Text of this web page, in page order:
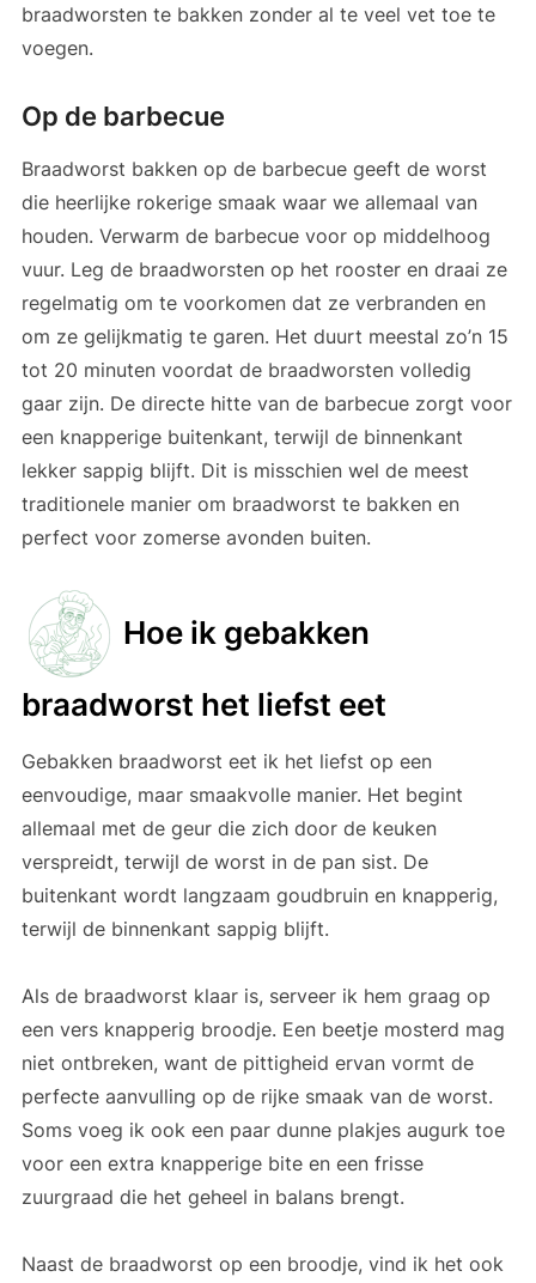
braadworsten te bakken zonder al te veel vet toe te
voegen.
Op de barbecue
Braadworst bakken op de barbecue geeft de worst
die heerlijke rokerige smaak waar we allemaal van
houden. Verwarm de barbecue voor op middelhoog
vuur. Leg de braadworsten op het rooster en draai ze
regelmatig om te voorkomen dat ze verbranden en
om ze gelijkmatig te garen. Het duurt meestal zo’n 15
tot 20 minuten voordat de braadworsten volledig
gaar zijn. De directe hitte van de barbecue zorgt voor
een knapperige buitenkant, terwijl de binnenkant
lekker sappig blijft. Dit is misschien wel de meest
traditionele manier om braadworst te bakken en
perfect voor zomerse avonden buiten.
Hoe ik gebakken
braadworst het liefst eet
Gebakken braadworst eet ik het liefst op een
eenvoudige, maar smaakvolle manier. Het begint
allemaal met de geur die zich door de keuken
verspreidt, terwijl de worst in de pan sist. De
buitenkant wordt langzaam goudbruin en knapperig,
terwijl de binnenkant sappig blijft.
Als de braadworst klaar is, serveer ik hem graag op
een vers knapperig broodje. Een beetje mosterd mag
niet ontbreken, want de pittigheid ervan vormt de
perfecte aanvulling op de rijke smaak van de worst.
Soms voeg ik ook een paar dunne plakjes augurk toe
voor een extra knapperige bite en een frisse
zuurgraad die het geheel in balans brengt.
Naast de braadworst op een broodje, vind ik het ook